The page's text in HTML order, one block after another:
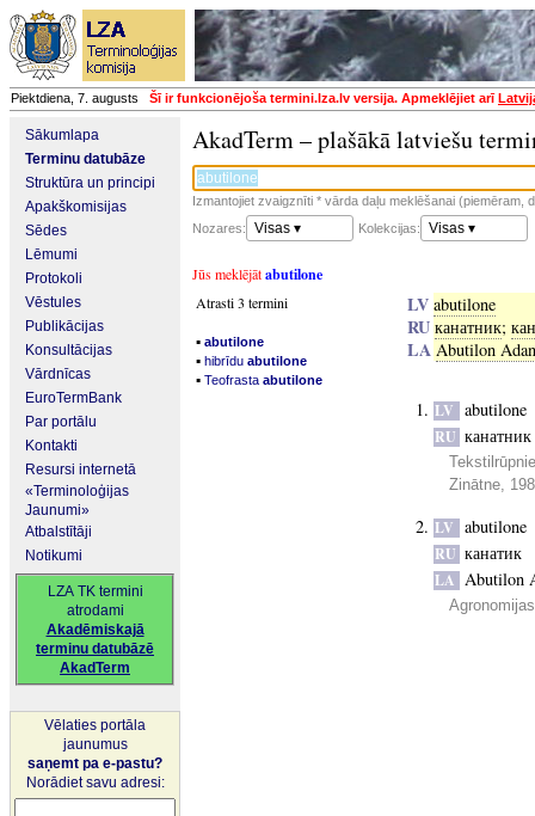
Piektdiena, 7. augusts Šī ir funkcionējoša termini.lza.lv versija. Apmeklējiet arī
Sākumlapa
Terminu datubāze
Struktūra un principi
Apakškomisijas
Sēdes
Lēmumi
Protokoli
Vēstules
Publikācijas
Konsultācijas
Vārdnīcas
EuroTermBank
Par portālu
Kontakti
Resursi internetā
«Terminoloģijas
Jaunumi»
Atbalstītāji
Notikumi
LZA TK termini
atrodami
Akadēmiskajā
terminu datubāzē
AkadTerm
Vēlaties portāla
jaunumus
saņemt pa e-pastu?
Norādiet savu adresi:
AkadTerm – plašākā latviešu
Izmantojiet zvaigznīti * vārda daļu meklēšanai (piemēram,
Nozares:
Visas ▾ Kolekcijas: Visas ▾
Jūs meklējātabutilone
Atrasti 3 termini
▪ abutilone
▪ hibrīdu abutilone
▪ Teofrasta abutilone
LV abutilone
RU канатник;
LA Abutilon
LV abutilone
RU канатник
Zinātne,
LV abutilone
RU канатик
LA Abutilon